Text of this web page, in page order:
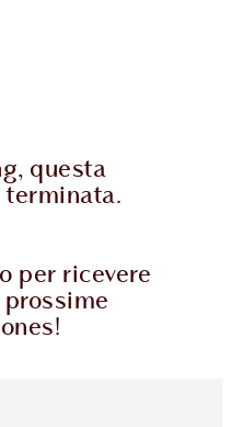
questa
terminata.
per ricevere